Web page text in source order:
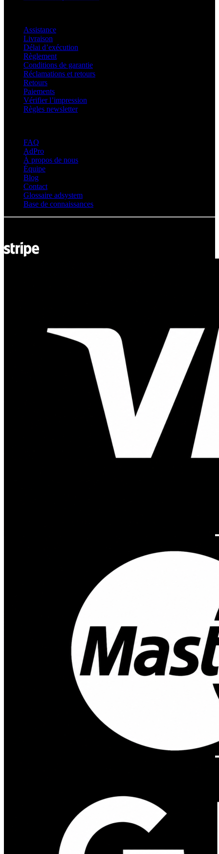
Assistance
Livraison
Délai d’exécution
Règlement
Conditions de garantie
Réclamations et retours
Retours
Paiements
Vérifier l’impression
Règles newsletter
FAQ
AdPro
À propos de nous
Équipe
Blog
Contact
Glossaire adsystem
Base de connaissances